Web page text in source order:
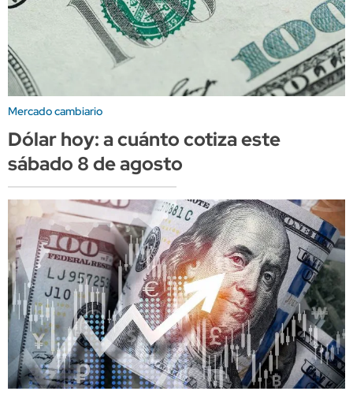
Mercado cambiario
Dólar hoy: a cuánto cotiza este
sábado 8 de agosto